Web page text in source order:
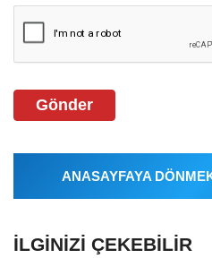
Gönder
ANASAYFAYA
İLGINIZI ÇEKEBILIR